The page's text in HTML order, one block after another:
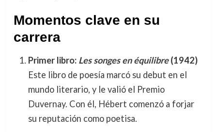
Momentos clave en su
carrera
Primer libro: Les songes en équilibre(1942)
Este libro de poesía marcó su debut en el
mundo literario, y le valió el Premio
Duvernay. Con él, Hébert comenzó a forjar
su reputación como poetisa.